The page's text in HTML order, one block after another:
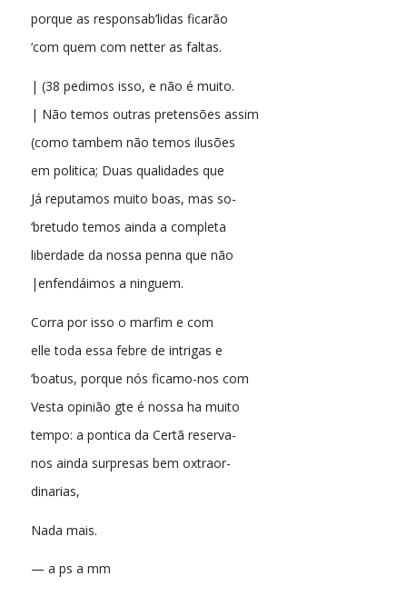
porque as responsab’lidas ficarão
‘com quem com netter as faltas.
| (38 pedimos isso, e não é muito.
| Não temos outras pretensões assim
(como tambem não temos ilusões
em politica; Duas qualidades que
Já reputamos muito boas, mas so-
‘bretudo temos ainda a completa
liberdade da nossa penna que não
|enfendáimos a ninguem.
Corra por isso o marfim e com
elle toda essa febre de intrigas e
‘boatus, porque nós ficamo-nos com
Vesta opinião gte é nossa ha muito
tempo: a pontica da Certã reserva-
nos ainda surpresas bem oxtraor-
dinarias,
Nada mais.
— a ps a mm